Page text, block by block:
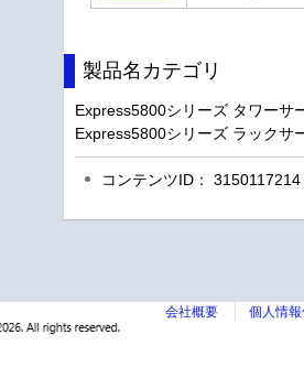
製品名カテゴリ
Express5800シリーズ タワーサ
Express5800シリーズ ラックサ
コンテンツID： 3150117214
会社概要 個人情